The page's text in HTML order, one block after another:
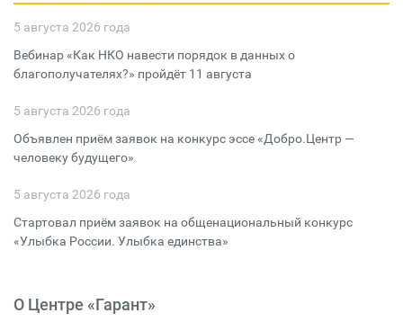
5 августа 2026 года
Вебинар «Как НКО навести порядок в данных о
благополучателях?» пройдёт 11 августа
5 августа 2026 года
Объявлен приём заявок на конкурс эссе «Добро.Центр —
человеку будущего»
5 августа 2026 года
Стартовал приём заявок на общенациональный конкурс
«Улыбка России. Улыбка единства»
О Центре «Гарант»